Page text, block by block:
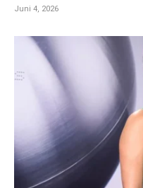
Juni 4, 2026